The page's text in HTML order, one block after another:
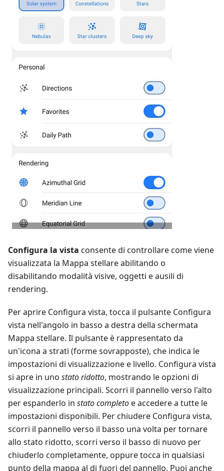
Configura la vista consente di controllare come viene
visualizzata la Mappa stellare abilitando o
disabilitando modalità visive, oggetti e ausili di
rendering.
Per aprire Configura vista, tocca il pulsante Configura
vista nell'angolo in basso a destra della schermata
Mappa stellare. Il pulsante è rappresentato da
un'icona a strati (forme sovrapposte), che indica le
impostazioni di visualizzazione e livello. Configura vista
si apre in uno stato ridotto, mostrando le opzioni di
visualizzazione principali. Scorri il pannello verso l'alto
per espanderlo in stato completoe accedere a tutte le
impostazioni disponibili. Per chiudere Configura vista,
scorri il pannello verso il basso una volta per tornare
allo stato ridotto, scorri verso il basso di nuovo per
chiuderlo completamente, oppure tocca in qualsiasi
punto della mappa al di fuori del pannello. Puoi anche